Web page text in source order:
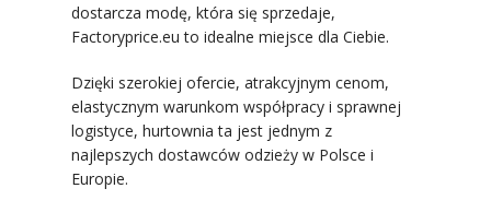
dostarcza modę, która się sprzedaje,
Factoryprice.eu to idealne miejsce dla Ciebie.
Dzięki szerokiej ofercie, atrakcyjnym cenom,
elastycznym warunkom współpracy i sprawnej
logistyce, hurtownia ta jest jednym z
najlepszych dostawców odzieży w Polsce i
Europie.